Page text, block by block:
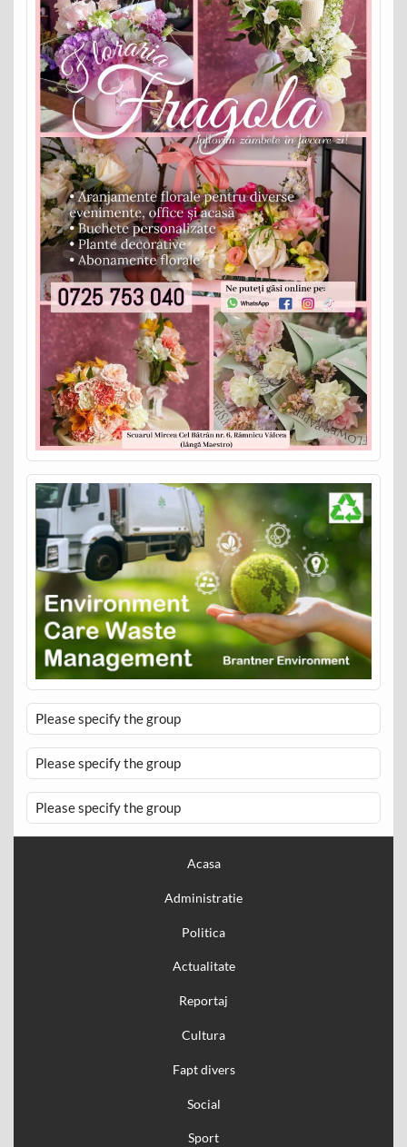
Please specify the group
Please specify the group
Please specify the group
Acasa
Administratie
Politica
Actualitate
Reportaj
Cultura
Fapt divers
Social
Sport